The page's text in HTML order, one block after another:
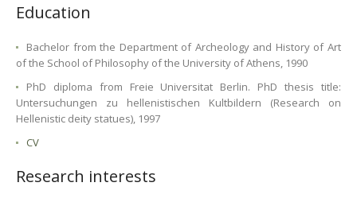
Education
Bachelor from the Department of Archeology and History of Art
of the School of Philosophy of the University of Athens, 1990
PhD diploma from Freie Universitat Berlin. PhD thesis title:
Untersuchungen zu hellenistischen Kultbildern (Research on
Hellenistic deity statues), 1997
CV
Research interests